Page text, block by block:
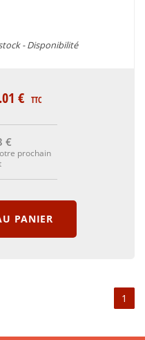
- Disponibilité
.01 € TTC
€
prochain
PANIER
1